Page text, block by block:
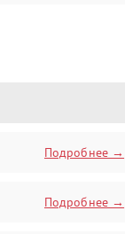
Подробнее →
Подробнее →